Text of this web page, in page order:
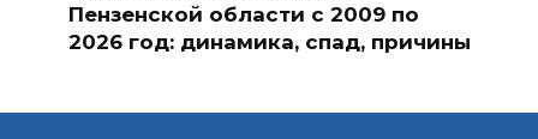
Пензенской области с 2009 по
2026 год: динамика, спад, причины